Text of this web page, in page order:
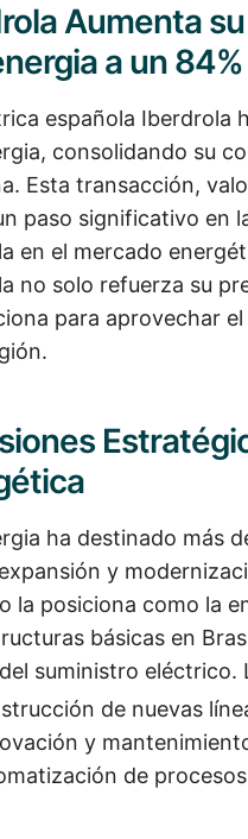
Aumenta
a un 84%
española Iberdrola
consolidando su
Esta transacción,
paso significativo en
en el mercado
no solo refuerza su
para aprovechar
ha destinado más
y
la posiciona como la
básicas en
suministro eléctrico.
de nuevas
y
de